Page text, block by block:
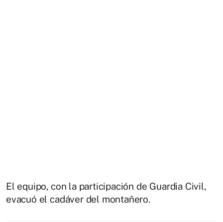
El equipo, con la participación de Guardia Civil,
evacuó el cadáver del montañero.